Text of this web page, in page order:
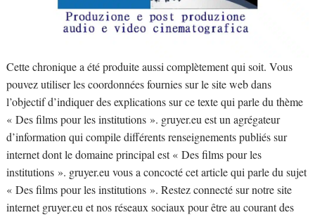
Cette chronique a été produite aussi complètement qui soit. Vous
pouvez utiliser les coordonnées fournies sur le site web dans
l’objectif d’indiquer des explications sur ce texte qui parle du thème
« Des films pour les institutions ». gruyer.eu est un agrégateur
d’information qui compile différents renseignements publiés sur
internet dont le domaine principal est « Des films pour les
institutions ». gruyer.eu vous a concocté cet article qui parle du sujet
« Des films pour les institutions ». Restez connecté sur notre site
internet gruyer.eu et nos réseaux sociaux pour être au courant des